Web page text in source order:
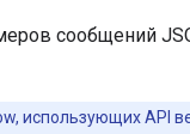
сообщений
использующих API